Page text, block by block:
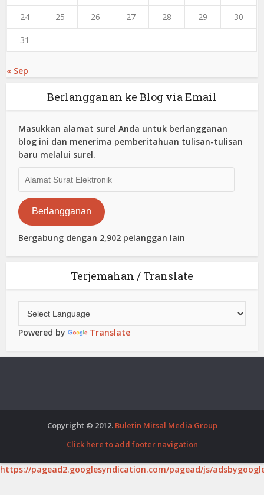
24 25 26 27 28 29 30
31
« Sep
Berlangganan ke Blog via Email
Masukkan alamat surel Anda untuk berlangganan
blog ini dan menerima pemberitahuan tulisan-tulisan
baru melalui surel.
Surat
Elektronik
Berlangganan
Bergabung dengan 2,902 pelanggan lain
Terjemahan / Translate
Powered by Translate
Copyright © 2012. Buletin Mitsal Media Group
Click here to add footer navigation
https://pagead2.googlesyndication.com/pagead/js/